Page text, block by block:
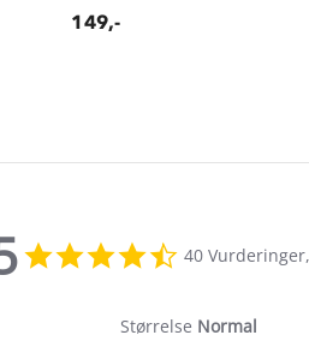
149,-
star
40
Størrelse Normal